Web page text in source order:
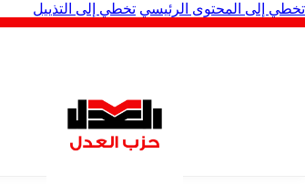
تخطي إلى المحتوى الرئيسي تخطي إلى التذييل